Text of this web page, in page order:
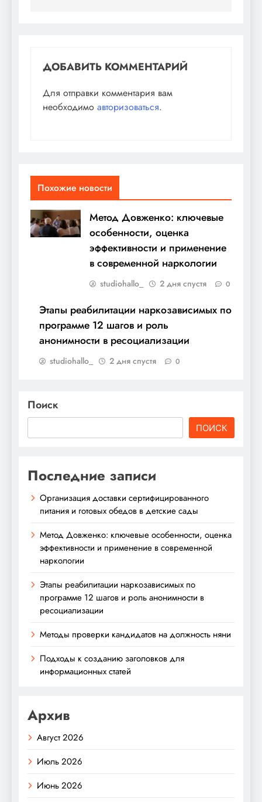
ДОБАВИТЬ КОММЕНТАРИЙ
Для отправки комментария вам
необходимо авторизоваться.
Похожие новости
Метод Довженко: ключевые
особенности, оценка
эффективности и применение
в современной наркологии
studiohallo_ 2 дня спустя 0
Этапы реабилитации наркозависимых по
программе 12 шагов и роль
анонимности в ресоциализации
studiohallo_ 2 дня спустя 0
Поиск
ПОИСК
Последние записи
Организация доставки сертифицированного
питания и готовых обедов в детские сады
Метод Довженко: ключевые особенности, оценка
эффективности и применение в современной
наркологии
Этапы реабилитации наркозависимых по
программе 12 шагов и роль анонимности в
ресоциализации
Методы проверки кандидатов на должность няни
Подходы к созданию заголовков для
информационных статей
Архив
Август 2026
Июль 2026
Июнь 2026